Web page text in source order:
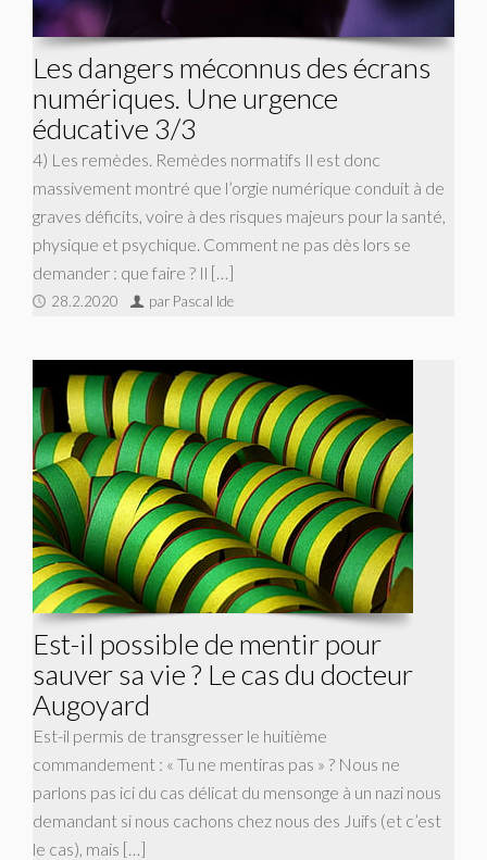
Les dangers méconnus des écrans
numériques. Une urgence
éducative 3/3
4) Les remèdes. Remèdes normatifs Il est donc
massivement montré que l’orgie numérique conduit à de
graves déficits, voire à des risques majeurs pour la santé,
physique et psychique. Comment ne pas dès lors se
demander : que faire ? Il […]
28.2.2020 par Pascal Ide
Est-il possible de mentir pour
sauver sa vie ? Le cas du docteur
Augoyard
Est-il permis de transgresser le huitième
commandement : « Tu ne mentiras pas » ? Nous ne
parlons pas ici du cas délicat du mensonge à un nazi nous
demandant si nous cachons chez nous des Juifs (et c’est
le cas), mais […]